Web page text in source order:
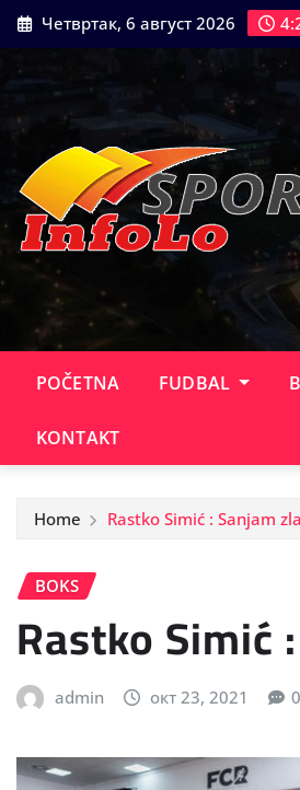
Skip
to
content
Четвртак, 6 август 2026
POČETNA FUDBAL
KONTAKT
Home Rastko Simić : Sanjam
BOKS
Rastko Simić
admin окт 23, 2021 0